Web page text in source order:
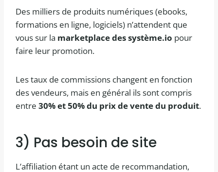
Des milliers de produits numériques (ebooks,
formations en ligne, logiciels) n’attendent que
vous sur la marketplace des système.io pour
faire leur promotion.
Les taux de commissions changent en fonction
des vendeurs, mais en général ils sont compris
entre 30% et 50% du prix de vente du produit.
3) Pas besoin de site
L’affiliation étant un acte de recommandation,